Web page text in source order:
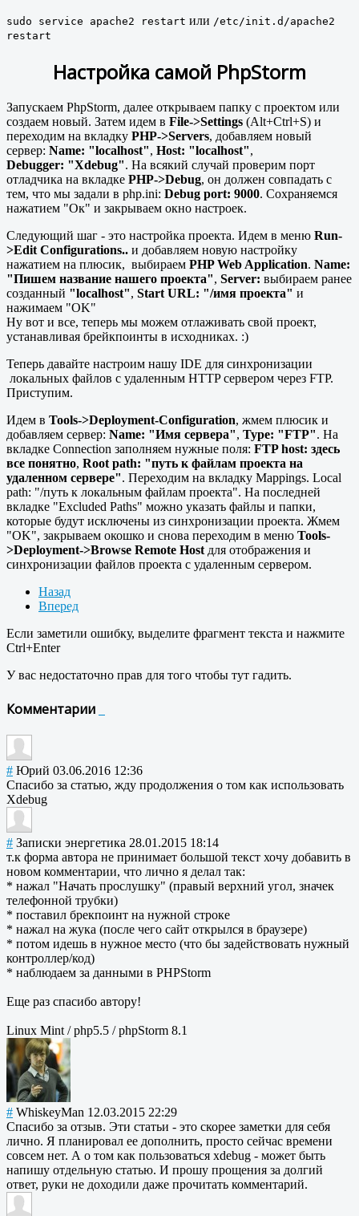
sudo service apache2 restart или /etc/init.d/apache2
restart
Настройка самой PhpStorm
Запускаем PhpStorm, далее открываем папку с проектом или
создаем новый. Затем идем в File->Settings (Alt+Ctrl+S) и
переходим на вкладку PHP->Servers, добавляем новый
сервер: Name: "localhost", Host: "localhost",
Debugger: "Xdebug". На всякий случай проверим порт
отладчика на вкладке PHP->Debug, он должен совпадать с
тем, что мы задали в php.ini: Debug port: 9000. Сохраняемся
нажатием "Ок" и закрываем окно настроек.
Следующий шаг - это настройка проекта. Идем в меню Run-
>Edit Configurations.. и добавляем новую настройку
нажатием на плюсик, выбираем PHP Web Application. Name:
"Пишем название нашего проекта", Server: выбираем ранее
созданный "localhost", Start URL: "/имя проекта" и
нажимаем "OK"
Ну вот и все, теперь мы можем отлаживать свой проект,
устанавливая брейкпоинты в исходниках. :)
Теперь давайте настроим нашу IDE для синхронизации
локальных файлов с удаленным HTTP сервером через FTP.
Приступим.
Идем в Tools->Deployment-Configuration, жмем плюсик и
добавляем сервер: Name: "Имя сервера", Type: "FTP". На
вкладке Connection заполняем нужные поля: FTP host: здесь
все понятно, Root path: "путь к файлам проекта на
удаленном сервере". Переходим на вкладку Mappings. Local
path: "/путь к локальным файлам проекта". На последней
вкладке "Excluded Paths" можно указать файлы и папки,
которые будут исключены из синхронизации проекта. Жмем
"OK", закрываем окошко и снова переходим в меню Tools-
>Deployment->Browse Remote Hostдля отображения и
синхронизации файлов проекта с удаленным сервером.
Назад
Вперед
Если заметили ошибку, выделите фрагмент текста и нажмите
Ctrl+Enter
У вас недостаточно прав для того чтобы тут гадить.
Комментарии
# Юрий 03.06.2016 12:36
Спасибо за статью, жду продолжения о том как использовать
Xdebug
# Записки энергетика 28.01.2015 18:14
т.к форма автора не принимает большой текст хочу добавить в
новом комментарии, что лично я делал так:
* нажал "Начать прослушку" (правый верхний угол, значек
телефонной трубки)
* поставил брекпоинт на нужной строке
* нажал на жука (после чего сайт открылся в браузере)
* потом идешь в нужное место (что бы задействовать нужный
контроллер/код)
* наблюдаем за данными в PHPStorm
Еще раз спасибо автору!
Linux Mint / php5.5 / phpStorm 8.1
# WhiskeyMan 12.03.2015 22:29
Спасибо за отзыв. Эти статьи - это скорее заметки для себя
лично. Я планировал ее дополнить, просто сейчас времени
совсем нет. А о том как пользоваться xdebug - может быть
напишу отдельную статью. И прошу прощения за долгий
ответ, руки не доходили даже прочитать комментарий.